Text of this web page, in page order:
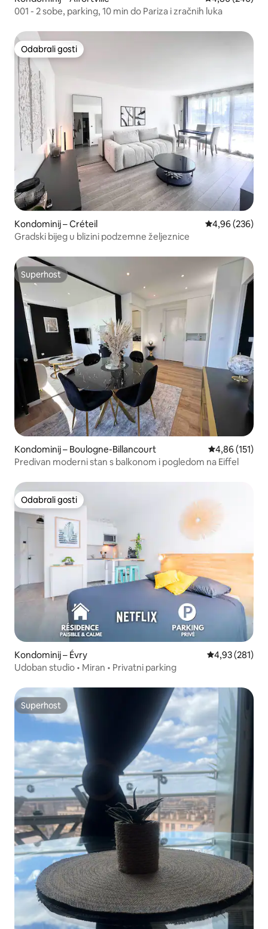
001 - 2 sobe, parking, 10 min do Pariza i zračnih luka
Odabrali gosti
Odabrali gosti
Kondominij – Créteil Prosječna
4,96 (236)
Gradski bijeg u blizini podzemne željeznice
Superhost
Superhost
Kondominij – Boulogne-Billancourt Prosječna
4,86 (151)
Predivan moderni stan s balkonom i pogledom na Eiffel
Odabrali gosti
Odabrali gosti
Kondominij – Évry Prosječna
4,93 (281)
Udoban studio • Miran • Privatni parking
Superhost
Superhost